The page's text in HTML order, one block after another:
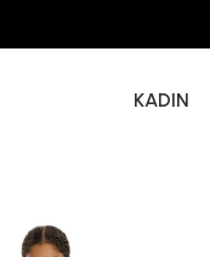
KADIN